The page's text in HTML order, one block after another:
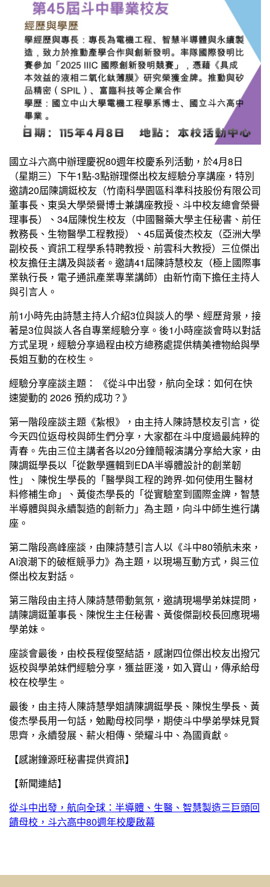
國立斗六高中辦理慶祝80週年校慶系列活動，於4月8日
（星期三）下午1點-3點辦理傑出校友經驗分享講座，特別
邀請20屆陳調鋌校友（竹南科學園區科準科技股份有限公司
董事長、東吳大學榮譽博士兼講座教授、斗中校友總會榮譽
理事長）、34屆陳悅生校友（中國醫藥大學主任秘書、前任
教務長、生物醫學工程教授）、45屆黃俊杰校友（亞洲大學
副校長、資訊工程學系特聘教授、前雲科大教授）三位傑出
校友擔任主講及與談者。邀請41屆陳詩慧校友（極上國際事
業執行長，電子通訊產業專業講師）由新竹南下擔任主持人
與引言人。
前1小時先由詩慧主持人介紹3位與談人的學、經歷背景，接
著是3位與談人各自專業經驗分享。後1小時座談會時以對話
方式呈現，經驗分享過程由校方總務處提供精美禮物給與學
長姐互動的在校生。
經驗分享座談主題： 《從斗中出發，航向全球：如何在快
速變動的 2026 預約成功？》
第一階段座談主題《紮根》，由主持人陳詩慧校友引言，從
今天四位返母校與師生們分享，大家都在斗中度過最純粹的
青春。先由三位主講者各以20分鐘簡報演講分享給大家，由
陳調鋌學長以「從數學邏輯到EDA半導體設計的創業韌
性」、陳悅生學長的「醫學與工程的跨界-如何使用生醫材
料修補生命」、黃俊杰學長的「從實驗室到國際金牌，智慧
半導體與與永續製造的創新力」為主題，向斗中師生進行講
座。
第二階段高峰座談，由陳詩慧引言人以《斗中80領航未來，
AI浪潮下的破框競爭力》為主題，以現場互動方式，與三位
傑出校友對話。
第三階段由主持人陳詩慧帶動氣氛，邀請現場學弟妹提問，
請陳調鋌董事長、陳悅生主任秘書、黃俊傑副校長回應現場
學弟妹。
座談會最後，由校長程俊堅結語，感謝四位傑出校友出撥冗
返校與學弟妹們經驗分享，獲益匪淺，如入寶山，傳承給母
校在校學生。
最後，由主持人陳詩慧學姐請陳調鋌學長、陳悅生學長、黃
俊杰學長用一句話，勉勵母校同學，期使斗中學弟學妹見賢
思齊，永續發展、薪火相傳、榮耀斗中、為國貢獻。
【感謝鐘源旺秘書提供資訊】
【新聞連結】
從斗中出發，航向全球：半導體、生醫、智慧製造三巨頭回
饋母校，斗六高中80週年校慶啟幕